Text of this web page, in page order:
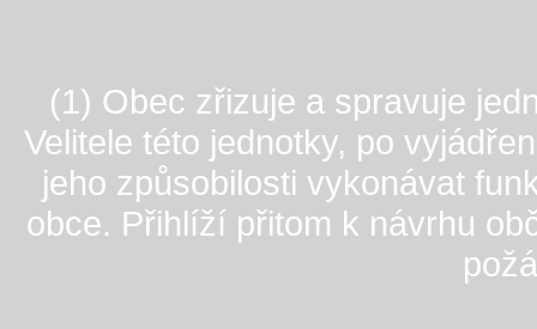
(1) Obec zřizuje a spravuje
Velitele této jednotky, po
jeho způsobilosti vykonávat
obce. Přihlíží přitom k návrhu